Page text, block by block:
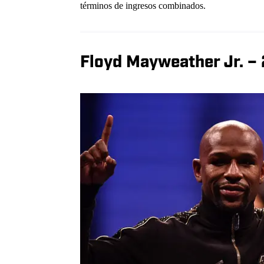
términos de ingresos combinados.
Floyd Mayweather Jr. –